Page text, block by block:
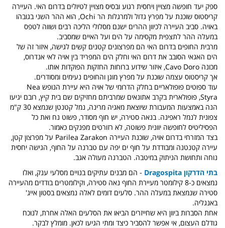
ספק יעד חופשה מצויין ויחסית רגוע ובסיס מצויין לטיולים בדרום האי. העיירה
קריסטוס שוכנת על מפרץ גדול ולמרגלות הר Ochi, הוא ההר השני בגובהו
באויה. סביב העיירה לכיוון ההרים ישנם מסלולי הליכה רבים ושווה לטפס
במעלה ההר לתצפית מקסימה על הים ועל האיים שמסביב.
מרבית החופים בדרום האי הם מפרצונים קטנים קשים לגישה, איזור זה של
הים האגאי הסובב את דרום האי וחלק הים המפריד בין אויה לאי אנדרוס,
מכונה Cavo Doro, איזור שידוע ברוחות החזקות הפוקדות אותו.
אך קריסטוס עצמה שוכנת על מפרץ מוגן והחופים נעימים ומסודרים.
עוד ספוטים פופולאריים בחלק הדרומי של אויה היא עיירת הנופש Nea
Styra, פופולארית בקרב אתונאים שמרביתם מחזיקים שם בית קיץ, רובם יגיעו
הנה באמצעות המעבורת שיוצאת מאגיה מרינה, נמל קטנטן שנמצא 30 ק"מ
צפונית לנמל ראפינה. בנאה סטירה, יש חוף מסודר, פשוט נח ואת כל
הפסיליטיס לחופשה יוונית פשוטה, לא רזורטים מפנקים כאמור.
בצד המזרחי בדרום אויה, שוכנת העיירה
Parilea Zarakon על מפרצון קטן,
עיירה קטנטנה ומבודדת על חוף ים יפה עם טברנה על החוף, הגישה יחסית
נוחה ותחושת הניתוק במיטבה. הטברנה מעולה אגב.
בתי הדרקון Dragospita
- הם מבנים עתיקים בנויים מסלעי ענק, ואלו
נמצאים כ-8 קילומטר מעיירת החוף נאה סטירה, וקילומטרים בודדים מהעיירה
סטירה שנמצאת במעלה ההר. סלעים דומים לאלה נמצאים בסטון אייג'
באנגליה.
אחת הסברות ביוון היא שחייזרים הביאו את הסלעים האלה אחרת, לנוכח
גודלם העצום, אי אפשר להסביר כיצד ומתי הגיעו לכאן. מומלץ לבקר.